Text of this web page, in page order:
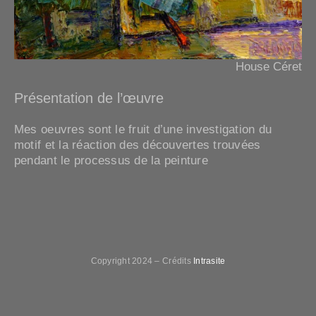
Biographie
Contact
House Céret
Présentation de l’œuvre
Mes oeuvres sont le fruit d’une investigation du
motif et la réaction des découvertes trouvées
pendant le processus de la peinture
Copyright 2024 – Crédits Intrasite